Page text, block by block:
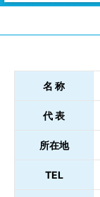
名 称
代 表
所在地
TEL